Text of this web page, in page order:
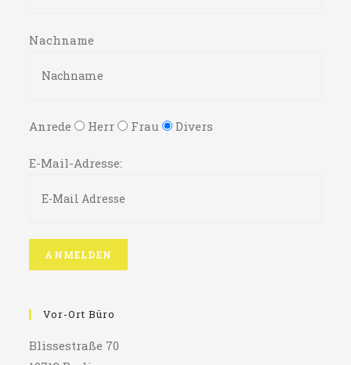
Nachname
Anrede Herr Frau Divers
E-Mail-Adresse:
Vor-Ort Büro
Blissestraße 70